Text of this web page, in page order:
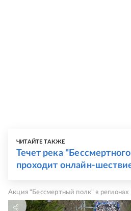
ЧИТАЙТЕ ТАКЖЕ
Течет река
проходит онлайн-
Акция "Бессмертный полк" в регионах